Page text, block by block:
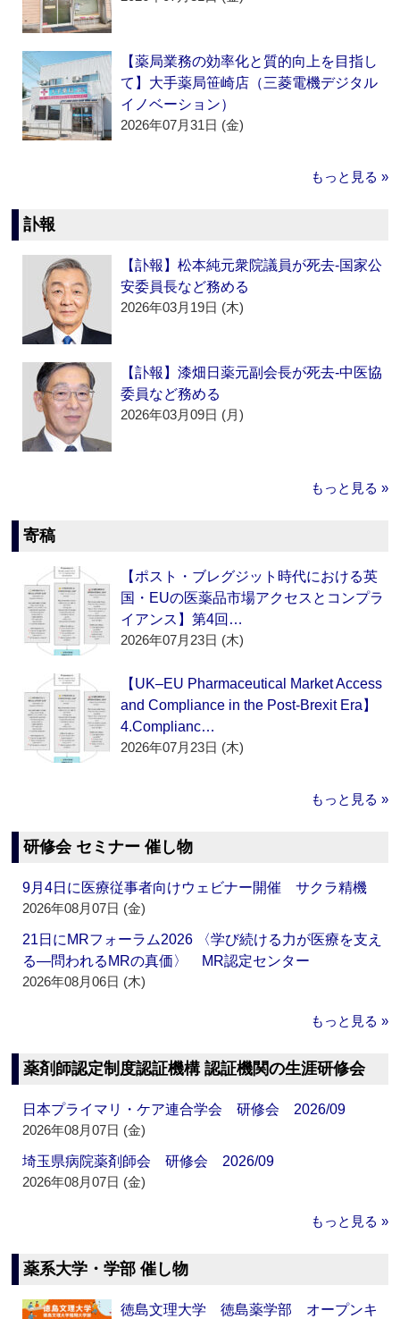
【薬局業務の効率化と質的向上を目指し
て】大手薬局笹崎店（三菱電機デジタル
イノベーション）
2026年07月31日 (金)
もっと見る »
訃報
【訃報】松本純元衆院議員が死去‐国家公
安委員長など務める
2026年03月19日 (木)
【訃報】漆畑日薬元副会長が死去‐中医協
委員など務める
2026年03月09日 (月)
もっと見る »
寄稿
【ポスト・ブレグジット時代における英
国・EUの医薬品市場アクセスとコンプラ
イアンス】第4回…
2026年07月23日 (木)
【UK–EU Pharmaceutical Market Access
and Compliance in the Post-Brexit Era】
4.Complianc…
2026年07月23日 (木)
もっと見る »
研修会 セミナー 催し物
9月4日に医療従事者向けウェビナー開催 サクラ精機
2026年08月07日 (金)
21日にMRフォーラム2026 〈学び続ける力が医療を支え
る―問われるMRの真価〉 MR認定センター
2026年08月06日 (木)
もっと見る »
薬剤師認定制度認証機構 認証機関の生涯研修会
日本プライマリ・ケア連合学会 研修会 2026/09
2026年08月07日 (金)
埼玉県病院薬剤師会 研修会 2026/09
2026年08月07日 (金)
もっと見る »
薬系大学・学部 催し物
徳島文理大学 徳島薬学部 オープンキ